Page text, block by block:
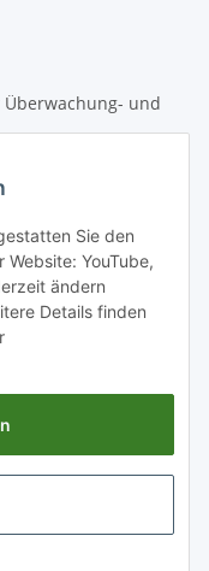
und
Sie den
YouTube,
ändern
Details finden